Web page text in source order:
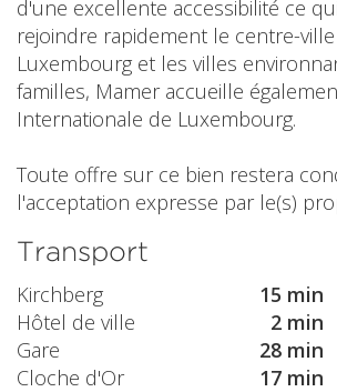
d'une excellente accessibilité ce
rejoindre rapidement le centre-
Luxembourg et les villes
familles, Mamer accueille
Internationale de Luxembourg.
Toute offre sur ce bien restera
l'acceptation expresse par le(s)
Transport
Kirchberg
15 min
Hôtel de ville
2 min
Gare
28 min
Cloche d'Or
17 min